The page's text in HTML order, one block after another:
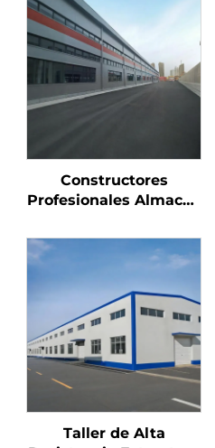
Constructores
Profesionales Almacén
Cerchas de Techo
Estructura de Marco
de Acero Edificio de
Acero
Taller de Alta